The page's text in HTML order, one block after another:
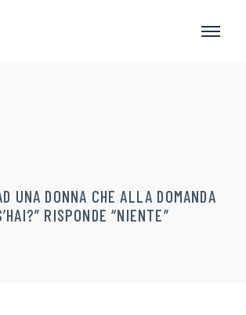
UNA DONNA CHE ALLA DOMANDA
RISPONDE “NIENTE”